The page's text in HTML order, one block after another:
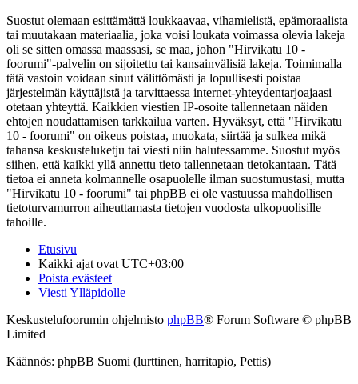
Suostut olemaan esittämättä loukkaavaa, vihamielistä, epämoraalista
tai muutakaan materiaalia, joka voisi loukata voimassa olevia lakeja
oli se sitten omassa maassasi, se maa, johon "Hirvikatu 10 -
foorumi"-palvelin on sijoitettu tai kansainvälisiä lakeja. Toimimalla
tätä vastoin voidaan sinut välittömästi ja lopullisesti poistaa
järjestelmän käyttäjistä ja tarvittaessa internet-yhteydentarjoajaasi
otetaan yhteyttä. Kaikkien viestien IP-osoite tallennetaan näiden
ehtojen noudattamisen tarkkailua varten. Hyväksyt, että "Hirvikatu
10 - foorumi" on oikeus poistaa, muokata, siirtää ja sulkea mikä
tahansa keskusteluketju tai viesti niin halutessamme. Suostut myös
siihen, että kaikki yllä annettu tieto tallennetaan tietokantaan. Tätä
tietoa ei anneta kolmannelle osapuolelle ilman suostumustasi, mutta
"Hirvikatu 10 - foorumi" tai phpBB ei ole vastuussa mahdollisen
tietoturvamurron aiheuttamasta tietojen vuodosta ulkopuolisille
tahoille.
Etusivu
Kaikki ajat ovat UTC+03:00
Poista evästeet
Viesti Ylläpidolle
Keskustelufoorumin ohjelmisto phpBB® Forum Software © phpBB
Limited
Käännös: phpBB Suomi (lurttinen, harritapio, Pettis)